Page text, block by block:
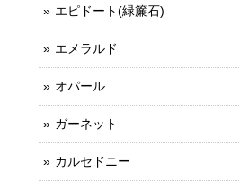
エピドート(緑簾石)
エメラルド
オパール
ガーネット
カルセドニー